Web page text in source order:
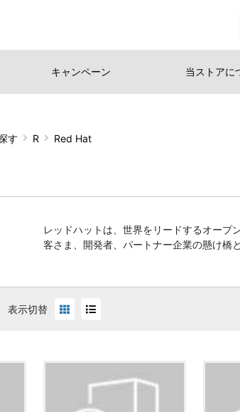
キャンペーン 当ストアに
す R Red Hat
レッドハットは、世界をリードするオープ
客さま、開発者、パートナー企業の懸け橋
表示切替